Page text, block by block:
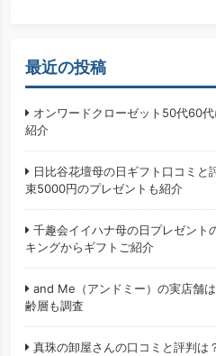
最近の投稿
オンワードクローゼット50代60
紹介
日比谷花壇母の日ギフト口コミと
束5000円のプレゼントも紹介
千趣会イイハナ母の日プレゼント
キングからギフトご紹介
and Me（アンドミー）の実店舗
齢層も調査
真珠の卸屋さんの口コミと評判は